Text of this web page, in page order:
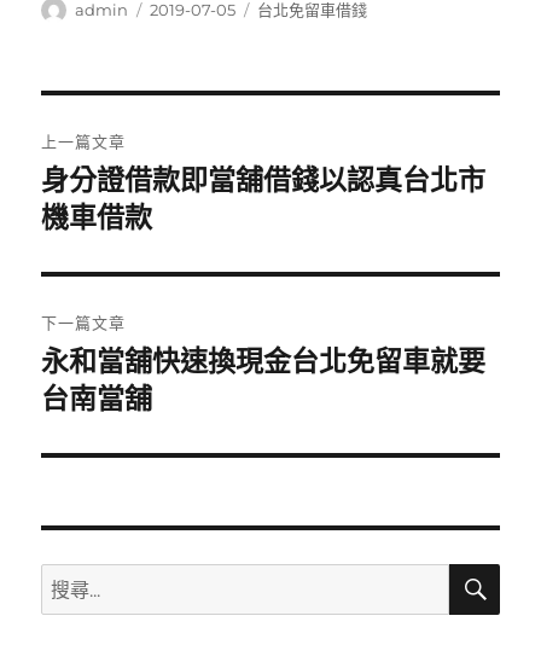
作
admin
發
2019-07-05
分
台北免留車借錢
章
導
覽
上一篇文章
上
一
文
章:
身分證借款即當舖借錢以認真台北市
機車借款
下一篇文章
下
一
文
永和當舖快速換現金台北免留車就要
台南當舖
搜
尋
搜